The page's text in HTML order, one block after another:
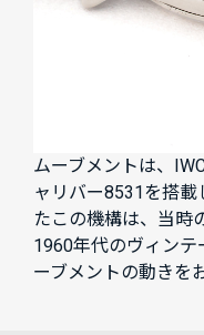
ムーブメントは、
ャリバー8531を搭
たこの機構は、当時
1960年代のヴィン
ーブメントの動きを